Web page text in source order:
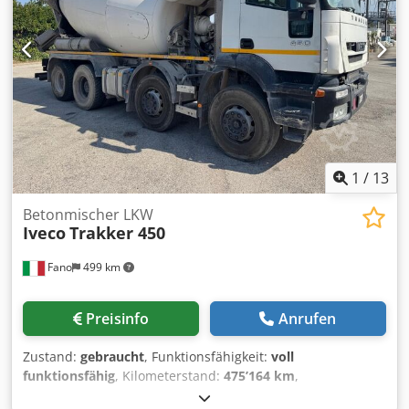
1 / 13
Fano 499 km
Betonmischer LKW
IvecoTrakker 450
Preisinfo Anrufen
Zustand: gebraucht, Funktionsfähigkeit: voll
funktionsfähig, Kilometerstand: 475’164 km,
, Kraftstofftyp: